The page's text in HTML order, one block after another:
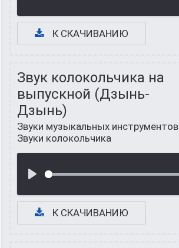
К СКАЧИВАНИЮ
Звук колокольчика на
выпускной (Дзынь-
Дзынь)
Звуки музыкальных инструментов
Звуки колокольчика
К СКАЧИВАНИЮ